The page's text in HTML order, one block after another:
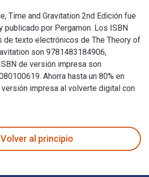
Time and Gravitation 2nd Edición fue
publicado por Pergamon. Los ISBN
texto electrónicos de The Theory of
son 9781483184906,
de versión impresa son
Ahorra hasta un 80% en
impresa al volverte digital con
Volver al principio